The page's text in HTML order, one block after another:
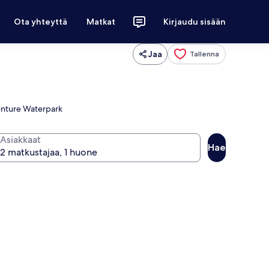
Ota yhteyttä Matkat Kirjaudu sisään
Jaa Tallenna
Waterpark
Asiakkaat
Hae